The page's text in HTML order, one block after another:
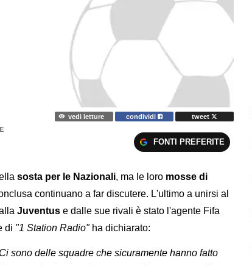
vedi letture condividi
tweet
FONTI PREFERITE
sosta per le Nazionali, ma le loro mosse di
continuano a far discutere. L'ultimo a unirsi al
Juventus e dalle sue rivali è stato l'agente Fifa
di "1 Station Radio"ha dichiarato:
sono delle squadre che sicuramente hanno fatto